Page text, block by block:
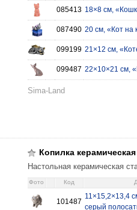
085413 18×8 см,
087490 20 см, «Кот на
099199 21×12 см,
099487 22×10×21 см,
Sima-Land
Копилка
Настольная керамическая
Фото Код
101487
11×15,2×13,4
серый